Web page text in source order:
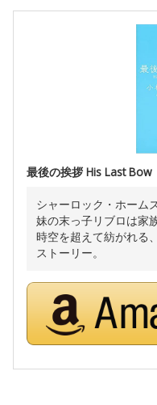
最後の挨拶 His Last Bow
シャーロック・ホーム
妹の末っ子リブロは家
時空を超えて紡がれる
ストーリー。